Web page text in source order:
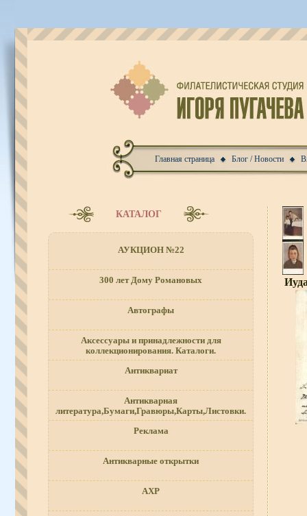
Главная страница Блог / Новости
КАТАЛОГ
АУКЦИОН №22
300 лет Дому Романовых
Автографы
Аксессуары и принадлежности для
коллекционирования. Каталоги.
Антиквариат
Антикварная
литература,Бумаги,Гравюры,Карты,Листовки.
Реклама
Антикварные открытки
АХР